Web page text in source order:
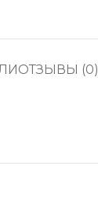
ОТЗЫВЫ (0)